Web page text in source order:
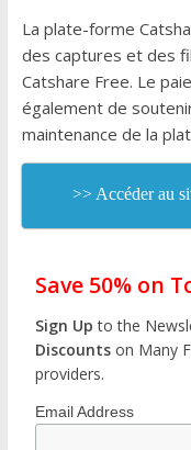
La plate-forme
des captures et des
Catshare Free. Le
également de
maintenance de la
>> Accéder au
Save 50% on
Sign Up to the
Discounts on Many
providers.
Email Address